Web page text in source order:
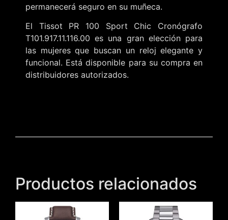
permanecerá seguro en su muñeca.
El Tissot PR 100 Sport Chic Cronógrafo
T101.917.11.116.00 es una gran elección para
las mujeres que buscan un reloj elegante y
funcional. Está disponible para su compra en
distribuidores autorizados.
Productos relacionados